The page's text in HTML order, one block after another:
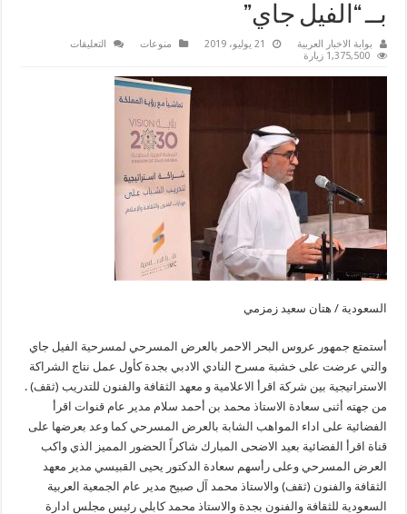
بــ “الفيل جاي”
بوابة الاخبار العربية 21 يوليو، 2019 منوعات التعليقات
1,375,500 زيارة
السعودية / هتان سعيد زمزمي
أستمتع جمهور عروس البحر الاحمر بالعرض المسرحي لمسرحية الفيل جاي
والتي عرضت على خشبة مسرح النادي الادبي بجدة كأول عمل نتاج الشراكة
الاستراتيجية بين شركة اقرأ الاعلامية و معهد الثقافة والفنون للتدريب (ثقف) .
من جهته أثنى سعادة الاستاذ محمد بن أحمد سلام مدير عام قنوات اقرأ
الفضائية على اداء المواهب الشابة بالعرض المسرحي كما وعد بعرضها على
قناة اقرأ الفضائية بعيد الاضحى المبارك شاكراً الحضور المميز الذي واكب
العرض المسرحي وعلى رأسهم سعادة الدكتور يحيى القبيسي مدير معهد
الثقافة والفنون (ثقف) والاستاذ محمد آل صبيح مدير عام الجمعية العربية
السعودية للثقافة والفنون بجدة والاستاذ محمد كابلي رئيس مجلس ادارة